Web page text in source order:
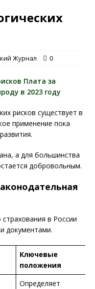
Журнал 0
рисков существует в
применение пока
а для большинства
добровольным.
в России
документами.
Ключевые
положения
Определяет